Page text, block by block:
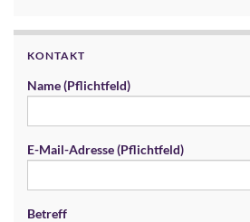
KONTAKT
Name (Pflichtfeld)
E-Mail-Adresse (Pflichtfeld)
Betreff